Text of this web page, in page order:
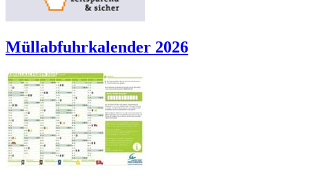
Müllabfuhrkalender 2026